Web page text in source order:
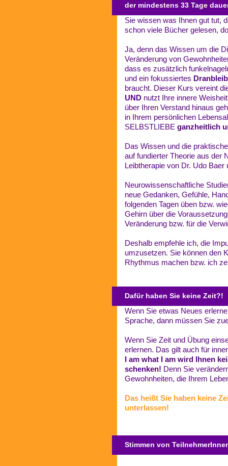
der mindestens 33 Tage
Sie wissen was Ihnen gut tut,
schon viele Bücher gelesen,
Ja, denn das Wissen um die
Veränderung von
dass es zusätzlich
und ein fokussiertes
braucht. Dieser Kurs vereint
UND nutzt Ihre innere
über Ihren Verstand hinaus
in Ihrem persönlichen
SELBSTLIEBE ganzheitlich
Das Wissen und die
auf fundierter Theorie aus der
Leibtherapie von Dr. Udo
Neurowissenschaftliche
neue Gedanken, Gefühle,
folgenden Tagen üben bzw.
Gehirn über die
Veränderung bzw. für die
Deshalb empfehle ich, die
umzusetzen. Sie können den
Rhythmus machen bzw. ich
Dafür haben Sie keine Zeit?!
Wenn Sie etwas Neues
Sprache, dann müssen Sie
Wenn Sie Zeit und Übung
erlernen. Das gilt auch für
I am what I am wird Ihnen
schenken! Denn Sie
Gewohnheiten, die Ihrem
Das heißt Sie haben keine
unterlassen!
Stimmen von